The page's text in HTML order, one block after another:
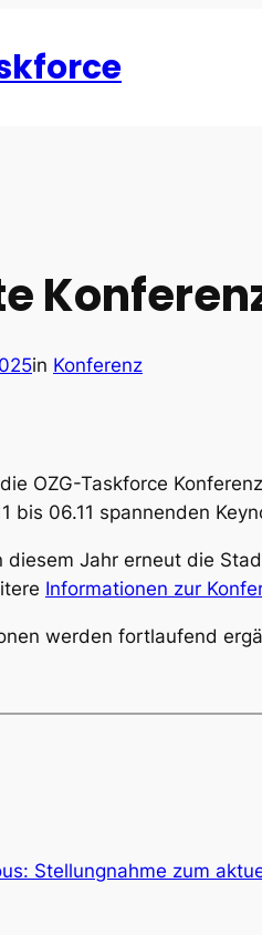
in Konferenz
OZG-Taskforce
bis 06.11 spannenden
diesem Jahr erneut die
Informationen zur
werden fortlaufend
Stellungnahme zum